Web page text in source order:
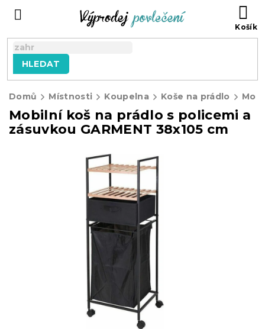
HLEDAT
Domů Místnosti Koupelna Koše na prádlo
Mobilní koš na prádlo s policemi a
zásuvkou GARMENT 38x105 cm